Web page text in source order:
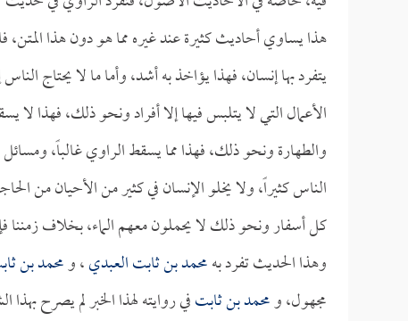
هذا يساوي أحاديث كثيرة عند غيره مما هو دون هذا المتن،
يتفرد بها إنسان، فهذا يؤاخذ به أشد، وأما ما لا يحتاج
الأعمال التي لا يتلبس فيها إلا أفراد ونحو ذلك، فهذا
والطهارة ونحو ذلك، فهذا مما يسقط الراوي غالباً،
الناس كثيراً، ولا يخلو الإنسان في كثير من الأحيان من
كل أسفار ونحو ذلك لا يحملون معهم الماء، بخلاف زمننا
وهذا الحديث تفرد بهمحمد بن ثابت العبدي، ومحمد بن
مجهول، ومحمد بن ثابتفي روايته لهذا الخبر لم يصرح